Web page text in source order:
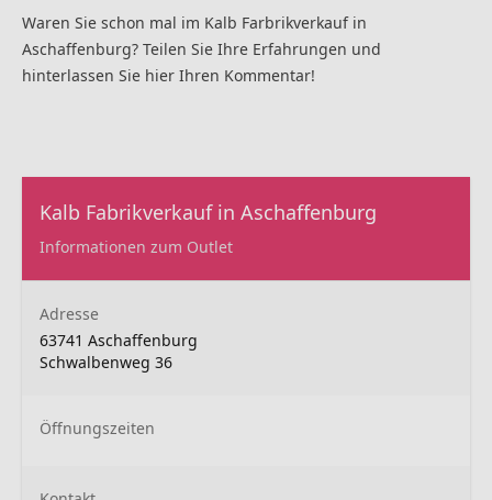
Waren Sie schon mal im Kalb Farbrikverkauf in
Aschaffenburg? Teilen Sie Ihre Erfahrungen und
hinterlassen Sie hier Ihren Kommentar!
Kalb Fabrikverkauf in Aschaffenburg
Informationen zum Outlet
Adresse
63741 Aschaffenburg
Schwalbenweg 36
Öffnungszeiten